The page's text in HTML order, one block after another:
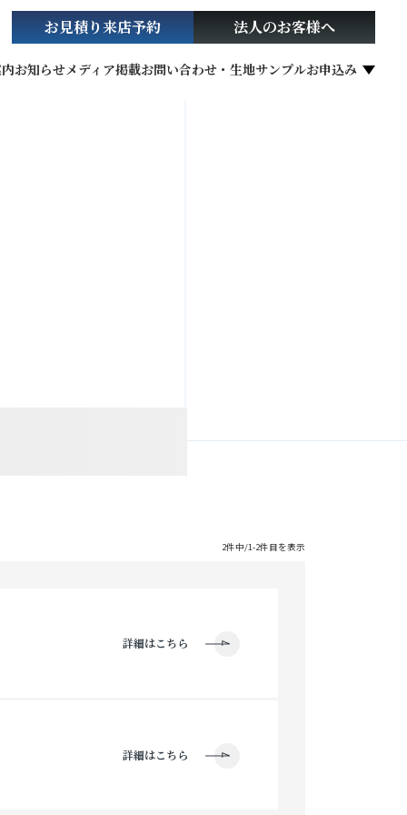
お知らせメディア掲載お問い合わせ・生地サンプルお申込み
お見積り来店予約 法人のお客様へ
2件中/1-2件目を表示
詳細はこちら
詳細はこちら